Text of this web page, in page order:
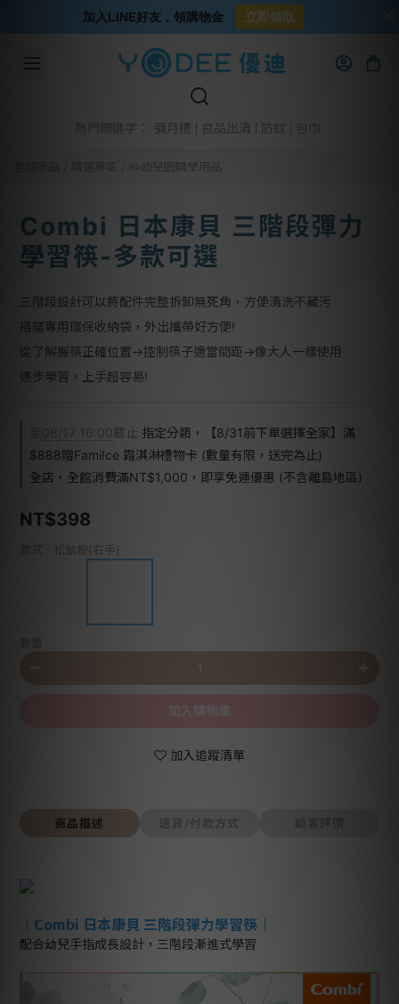
熱門關鍵字： 彌月禮 良品出清 防蚊
✏️幼兒園開學用品
Combi 日本康貝 三階段彈力
學習筷-多款可選
三階段設計可以將配件完整拆卸無死角，方便清洗不藏污
搭贈專用環保收納袋，外出攜帶好方便!
從了解握筷正確位置→控制筷子適當間距→像大人一樣使用
逐步學習，上手超容易!
08/17 16:00截止 指定分類，【8/31前下單選擇全家】滿
$888贈Fami!ce 霜淇淋禮物卡 (數量有限，送完為止)
全店，全館消費滿NT$1,000，即享免運優惠 (不含離島地區)
NT$398
: 松鼠粉(右手)
加入追蹤清單
商品描述 送貨/付款方式
｜Combi 日本康貝 三階段彈力學習筷｜
配合幼兒手指成長設計，三階段漸進式學習
加入LINE好友，領購物金 立即領取